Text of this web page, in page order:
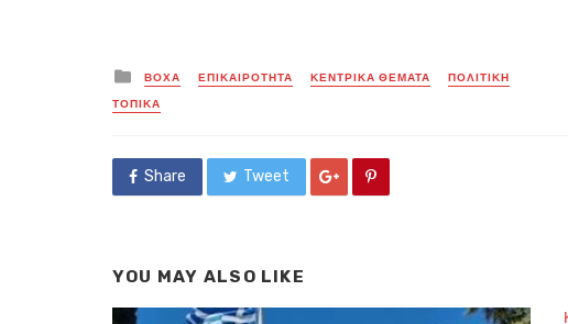
Posted
in
ΒΟΧΑ ΕΠΙΚΑΙΡΟΤΗΤΑ ΚΕΝΤΡΙΚΑ ΘΕΜΑΤΑ
ΠΟΛΙΤΙΚΗ
ΤΟΠΙΚΑ
Share Tweet
YOU MAY ALSO LIKE